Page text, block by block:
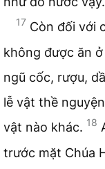
17 Còn đối với
không được ăn
ngũ cốc, rượu,
lễ vật thề
vật nào khác. 18
trước mặt Chúa